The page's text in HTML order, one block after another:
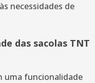
necessidades de
das sacolas TNT
uma funcionalidade